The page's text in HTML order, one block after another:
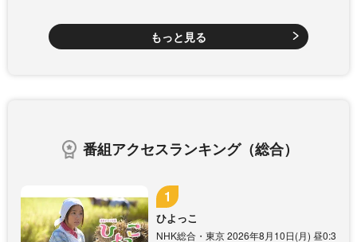
もっと見る
番組アクセスランキング（総合）
ひよっこ
NHK総合・東京 2026年8月10日(月) 昼0:3